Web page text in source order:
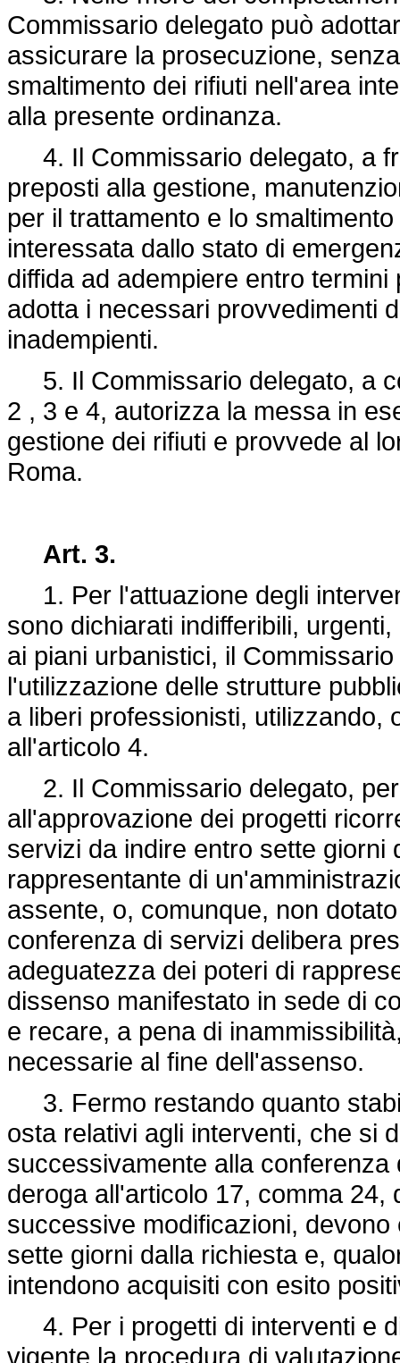
Commissario delegato può
assicurare la prosecuzione,
smaltimento dei rifiuti nell'area
alla presente ordinanza.
4. Il Commissario delegato, a
preposti alla gestione,
per il trattamento e lo
interessata dallo stato di
diffida ad adempiere entro
adotta i necessari provvedimenti
inadempienti.
5. Il Commissario delegato, a
2 , 3 e 4, autorizza la messa in
gestione dei rifiuti e provvede al
Roma.
Art. 3.
1. Per l'attuazione degli
sono dichiarati indifferibili,
ai piani urbanistici, il
l'utilizzazione delle strutture
a liberi professionisti, utilizzando,
all'articolo 4.
2. Il Commissario delegato,
all'approvazione dei progetti
servizi da indire entro sette giorni
rappresentante di
assente, o, comunque, non
conferenza di servizi delibera
adeguatezza dei poteri di
dissenso manifestato in sede di
e recare, a pena di
necessarie al fine dell'assenso.
3. Fermo restando quanto
osta relativi agli interventi, che si
successivamente alla
deroga all'articolo 17, comma 24,
successive modificazioni,
sette giorni dalla richiesta e,
intendono acquisiti con esito
4. Per i progetti di interventi e
vigente la procedura di